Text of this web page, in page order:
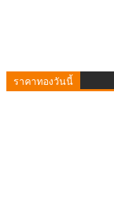
ราคาทองวันนี้